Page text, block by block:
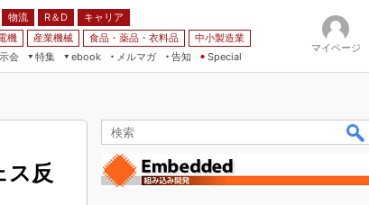
物流 R＆D
キャリア
機 産業機械 食品・薬品・衣料品
中小製造業
会
特集
ebook
メルマガ
告知 Special
マイページ
ス反